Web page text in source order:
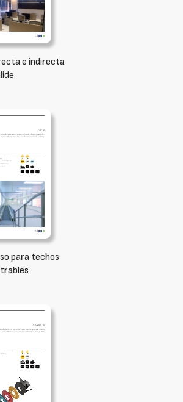
e indirecta
para techos